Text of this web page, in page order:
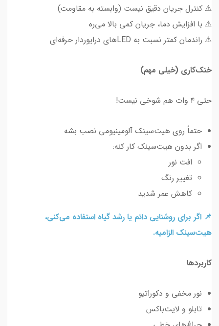
⚠ کنترل جریان دقیق نیست (وابسته به مقاومت)
⚠ با افزایش دما، جریان کمی بالا می‌ره
⚠ راندمان کمتر نسبت به LEDهای درایور‌دار حرفه‌ای
خنک‌کاری (خیلی مهم)
حتی ۴ وات هم شوخی نیست!
حتماً روی هیت‌سینک آلومینیومی نصب بشه
اگر بدون هیت‌سینک کار کنه:
افت نور
تغییر رنگ
کاهش عمر شدید
📌 اگر برای روشنایی دائم یا رشد گیاه استفاده می‌کنی،
هیت‌سینک الزامیه.
کاربردها
نور مخفی و دکوراتیو
تابلو و لایت‌باکس